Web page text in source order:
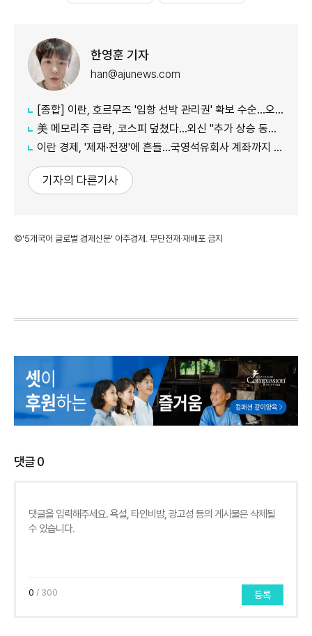
한영훈 기자
han@ajunews.com
[종합] 이란, 호르무즈 '입항 선박 관리권' 확보 수순…오만과 새 항로 합의
美 메모리주 급락, 코스피 덮쳤다…외신 "추가 상승 동력 의문"
이란 경제, '제재·전쟁'에 흔들…국영석유회사 계좌까지 동결
기자의 다른기사
©'5개국어 글로벌 경제신문' 아주경제. 무단전재·재배포 금지
댓글0
0 / 300 등록